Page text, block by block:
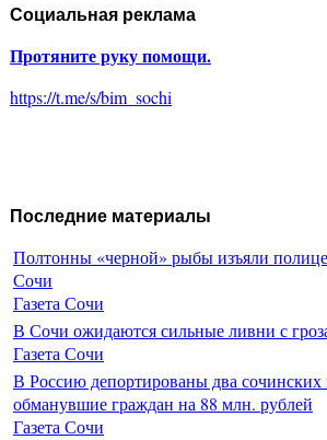
Социальная реклама
Протяните руку помощи.
https://t.me/s/bim_sochi
Последние материалы
Полтонны «черной» рыбы изъяли
Сочи
Газета Сочи
В Сочи ожидаются сильные ливни с
Газета Сочи
В Россию депортированы два
обманувшие граждан на 88 млн. рублей
Газета Сочи